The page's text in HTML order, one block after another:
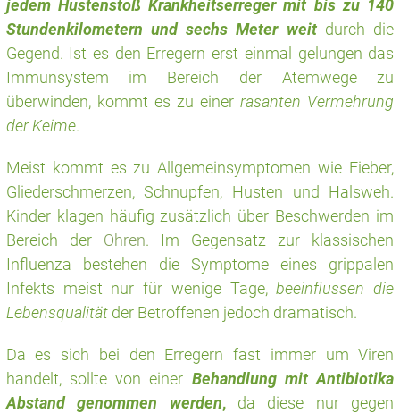
jedem Hustenstoß Krankheitserreger mit bis zu 140
Stundenkilometern und sechs Meter weitdurch die
Gegend. Ist es den Erregern erst einmal gelungen das
Immunsystem im Bereich der Atemwege zu
überwinden, kommt es zu einerrasanten Vermehrung
der Keime.
Meist kommt es zu Allgemeinsymptomen wie Fieber,
Gliederschmerzen, Schnupfen, Husten und Halsweh.
Kinder klagen häufig zusätzlich über Beschwerden im
Bereich der
Ohren. Im Gegensatz zur klassischen
Influenza bestehen die Symptome eines grippalen
Infekts meist nur für wenige Tage,beeinflussen die
Lebensqualitätder Betroffenen jedoch dramatisch.
Da es sich bei den Erregern fast immer um Viren
handelt, sollte von einer Behandlung mit Antibiotika
Abstand genommen werden,da diese nur gegen